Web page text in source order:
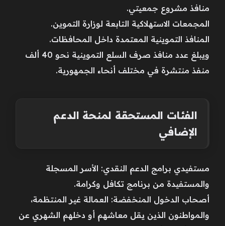
منافذ مشروع جمعيتي.
المجمعات الاستهلاكية التابعة لوزارة التموين.
المنافذ التموينية المعتمدة داخل المحافظات.
ويبلغ عدد منافذ صرف السلع التموينية نحو 40 ألف
منفذ منتشرة في مختلف أنحاء الجمهورية.
الفئات المستحقة لمنحة الدعم
الإضافي
مستفيدي برامج الدعم النقدي: الأسر المسجلة
والمستفيدة من برنامج تكافل وكرامة.
أصحاب الدخول المنخفضة: العمالة غير المنتظمة،
والمواطنون الذين يقل معاشهم أو دخلهم الشهري عن